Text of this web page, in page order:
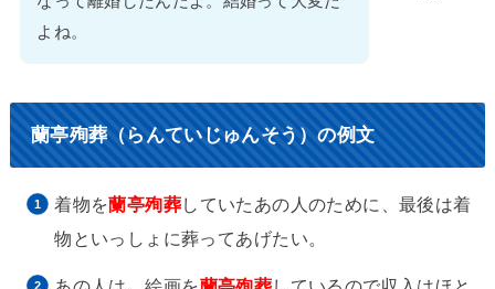
よね。
蘭亭殉葬（らんていじゅんそう）の例文
着物を蘭亭殉葬していたあの人のために、最後は着
物といっしょに葬ってあげたい。